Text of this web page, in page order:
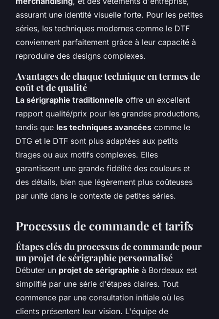
assurant une identité visuelle forte. Pour les petites
séries, les techniques modernes comme le DTF
conviennent parfaitement grâce à leur capacité à
reproduire des designs complexes.
Avantages de chaque technique en termes de
coût et de qualité
La sérigraphie traditionnelle offre un excellent
rapport qualité/prix pour les grandes productions,
tandis que les techniques avancées comme le
DTG et le DTF sont plus adaptées aux petits
tirages ou aux motifs complexes. Elles
garantissent une grande fidélité des couleurs et
des détails, bien que légèrement plus coûteuses
par unité dans le contexte de petites séries.
Processus de commande et tarifs
Étapes clés du processus de commande pour
un projet de sérigraphie personnalisé
Débuter un projet de sérigraphie à Bordeaux est
simplifié par une série d'étapes claires. Tout
commence par une consultation initiale où les
clients présentent leur vision. L'équipe de